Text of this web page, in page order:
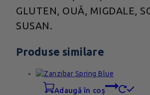
GLUTEN, OUĂ, MIGDALE,
SUSAN.
Produse similare
adaugă în coș